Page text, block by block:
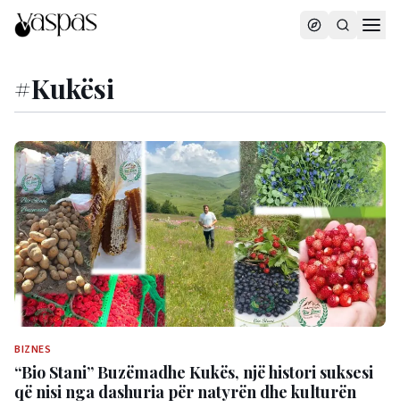
#Kukësi
BIZNES
“Bio Stani” Buzëmadhe Kukës, një histori suksesi
që nisi nga dashuria për natyrën dhe kulturën